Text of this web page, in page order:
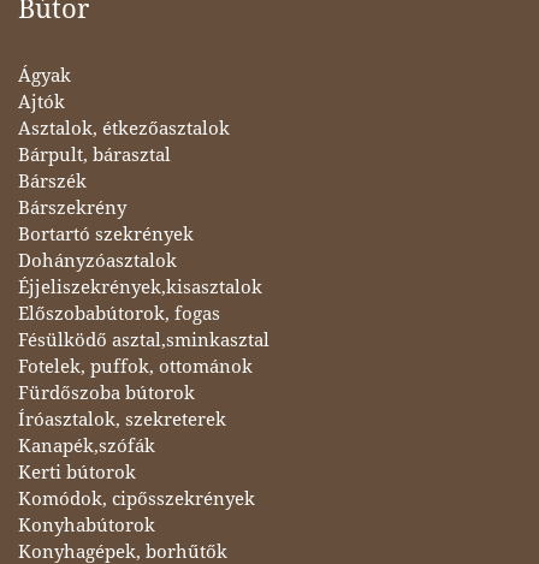
Bútor
Ágyak
Ajtók
Asztalok, étkezőasztalok
Bárpult, bárasztal
Bárszék
Bárszekrény
Bortartó szekrények
Dohányzóasztalok
Éjjeliszekrények,kisasztalok
Előszobabútorok, fogas
Fésülködő asztal,sminkasztal
Fotelek, puffok, ottománok
Fürdőszoba bútorok
Íróasztalok, szekreterek
Kanapék,szófák
Kerti bútorok
Komódok, cipősszekrények
Konyhabútorok
Konyhagépek, borhűtők